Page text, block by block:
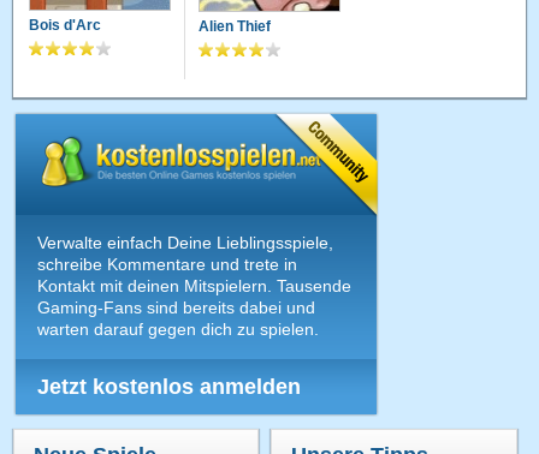
Bois d'Arc Alien Thief
Verwalte einfach Deine Lieblingsspiele,
schreibe Kommentare und trete in
Kontakt mit deinen Mitspielern. Tausende
Gaming-Fans sind bereits dabei und
warten darauf gegen dich zu spielen.
Jetzt kostenlos anmelden